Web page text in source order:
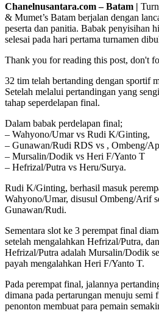
Chanelnusantara.com – Batam |
& Mumet’s Batam berjalan dengan
peserta dan panitia. Babak penyisihan
selesai pada hari pertama turnamen
Thank you for reading this post, don't
32 tim telah bertanding dengan sportif
Setelah melalui pertandingan yang
tahap seperdelapan final.
Dalam babak perdelapan final;
– Wahyono/Umar vs Rudi K/Ginting,
– Gunawan/Rudi RDS vs , Ombeng/
– Mursalin/Dodik vs Heri F/Yanto T
– Hefrizal/Putra vs Heru/Surya.
Rudi K/Ginting, berhasil masuk
Wahyono/Umar, disusul Ombeng/Arif
Gunawan/Rudi.
Sementara slot ke 3 perempat final
setelah mengalahkan Hefrizal/Putra,
Hefrizal/Putra adalah Mursalin/Dodik
payah mengalahkan Heri F/Yanto T.
Pada perempat final, jalannya
dimana pada pertarungan menuju
penonton membuat para pemain